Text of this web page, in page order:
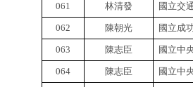
061 林清發 國立交
062 陳朝光 國立成
063 陳志臣 國立中
064 陳志臣 國立中